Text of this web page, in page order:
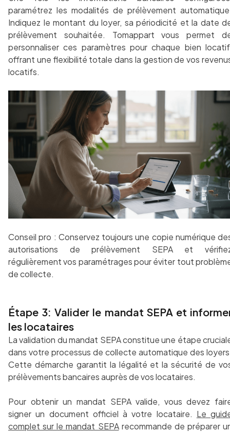
paramétrez les modalités de prélèvement
Indiquez le montant du loyer, sa périodicité et la date
prélèvement souhaitée. Tomappart vous permet
personnaliser ces paramètres pour chaque bien
offrant une flexibilité totale dans la gestion de vos
locatifs.
Conseil pro : Conservez toujours une copie numérique
autorisations de prélèvement SEPA et
régulièrement vos paramétrages pour éviter tout
de collecte.
Étape 3: Valider le mandat SEPA et
les locataires
La validation du mandat SEPA constitue une étape
dans votre processus de collecte automatique des
Cette démarche garantit la légalité et la sécurité de
prélèvements bancaires auprès de vos locataires.
Pour obtenir un mandat SEPA valide, vous devez
signer un document officiel à votre locataire. Le
complet sur le mandat SEPArecommande de préparer